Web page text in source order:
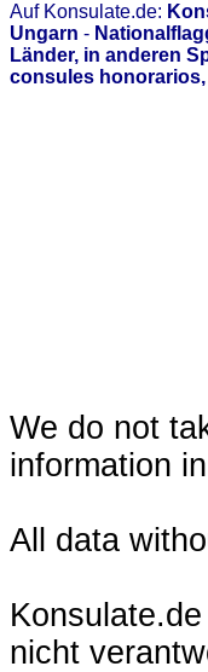
Auf Konsulate.de:
Ungarn -
Länder, in anderen
consules honorarios,
We do not
information
All data
nicht